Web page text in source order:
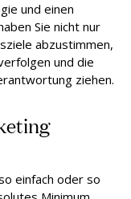
und einen
Sie nicht nur
abzustimmen,
und die
ziehen.
einfach oder so